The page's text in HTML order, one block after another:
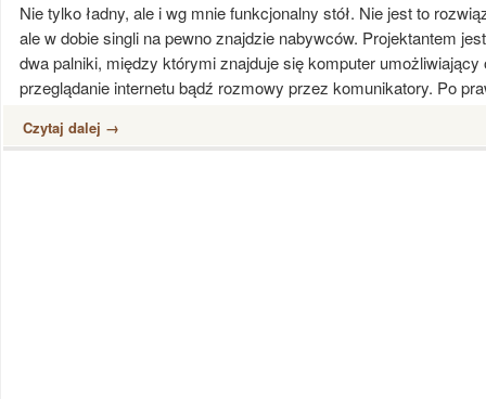
Nie tylko ładny, ale i wg mnie funkcjonalny stół. Nie jest to
ale w dobie singli na pewno znajdzie nabywców. Projektantem
dwa palniki, między którymi znajduje się komputer
przeglądanie internetu bądź rozmowy przez komunikatory. Po
Czytaj dalej →